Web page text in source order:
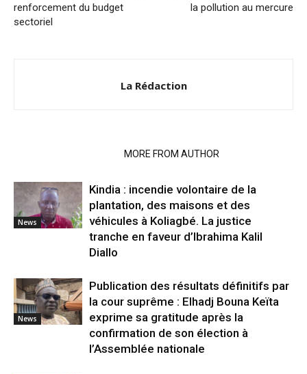
renforcement du budget
sectoriel
la pollution au mercure
La Rédaction
MORE FROM AUTHOR
News
Kindia : incendie volontaire de la
plantation, des maisons et des
véhicules à Koliagbé. La justice
tranche en faveur d’Ibrahima Kalil
Diallo
News
Publication des résultats définitifs par
la cour suprême : Elhadj Bouna Keïta
exprime sa gratitude après la
confirmation de son élection à
l’Assemblée nationale